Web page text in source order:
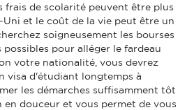
frais de scolarité peuvent être plus
Uni et le coût de la vie peut être un
soigneusement les bourses
possibles pour alléger le fardeau
votre nationalité, vous devrez
visa d'étudiant longtemps à
les démarches suffisamment tôt
douceur et vous permet de vous